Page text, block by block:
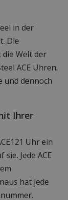
in der
Die
Welt der
ACE Uhren.
und dennoch
Ihrer
Uhr ein
Jede ACE
hat jede